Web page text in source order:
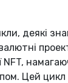
деякі
NFT,
Цей цикл